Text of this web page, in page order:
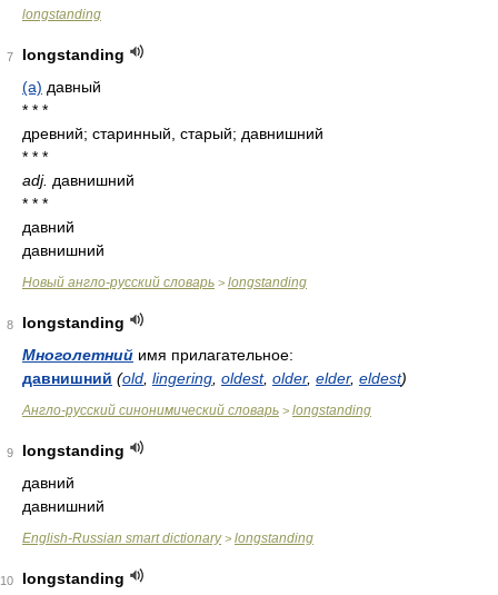
longstanding
7
longstanding
(a) давный
* * *
древний; старинный, старый; давнишний
* * *
adj. давнишний
* * *
давний
давнишний
Новый англо-русский словарь > longstanding
8
longstanding
Многолетний имя прилагательное:
давнишний (old lingering oldest, older, elder, eldest)
Англо-русский синонимический словарь > longstanding
9
longstanding
давний
давнишний
English-Russian smart dictionary> longstanding
10 longstanding